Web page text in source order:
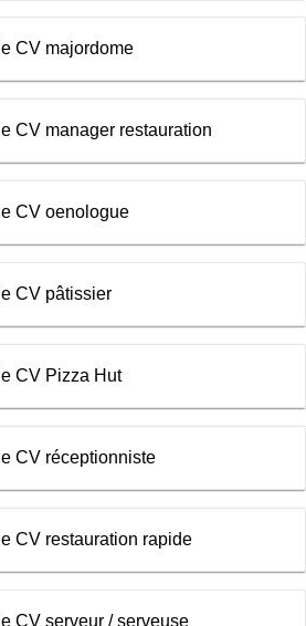
CV majordome
CV manager restauration
CV oenologue
CV pâtissier
CV Pizza Hut
CV réceptionniste
CV restauration rapide
CV serveur / serveuse